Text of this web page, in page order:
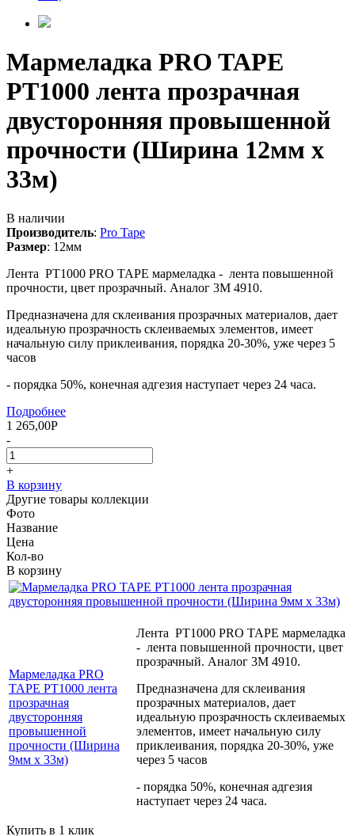
Мармеладка PRO TAPE
PT1000 лента прозрачная
двусторонняя провышенной
прочности (Ширина 12мм х
33м)
В наличии
Производитель: Pro Tape
Размер: 12мм
Лента PT1000 PRO TAPE мармеладка - лента повышенной
прочности, цвет прозрачный. Аналог 3М 4910.
Предназначена для склеивания прозрачных материалов, дает
идеальную прозрачность склеиваемых элементов, имеет
начальную силу приклеивания, порядка 20-30%, уже через 5
часов
- порядка 50%, конечная адгезия наступает через 24 часа.
Подробнее
1 265,00Р
-
+
В корзину
Другие товары коллекции
Фото
Название
Цена
Кол-во
В корзину
Мармеладка PRO
TAPE PT1000 лента
прозрачная
двусторонняя
провышенной
прочности (Ширина
9мм х 33м)
Лента PT1000 PRO TAPE мармеладка
- лента повышенной прочности, цвет
прозрачный. Аналог 3М 4910.
Предназначена для склеивания
прозрачных материалов, дает
идеальную прозрачность склеиваемых
элементов, имеет начальную силу
приклеивания, порядка 20-30%, уже
через 5 часов
- порядка 50%, конечная адгезия
наступает через 24 часа.
Купить в 1 клик